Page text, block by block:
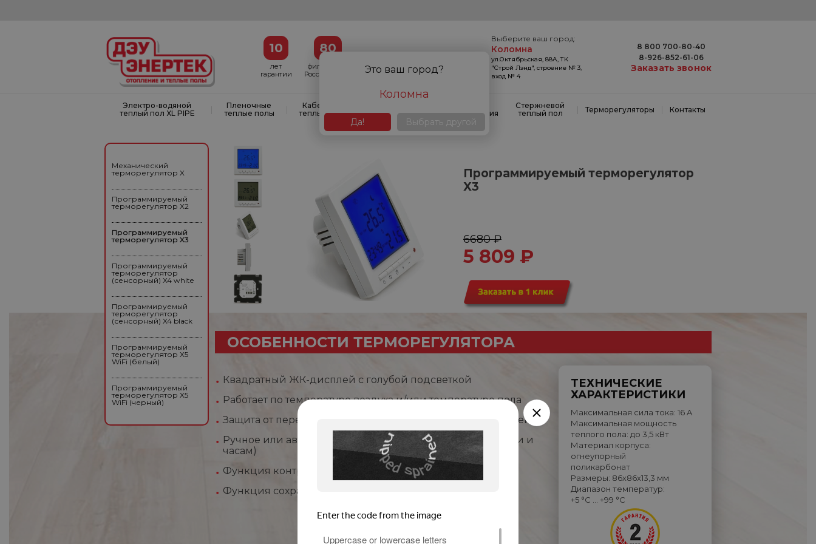
10
лет
гарантии
80
филиалов в
России и СНГ
Выберите ваш город:
Коломна
ул.Октябрьская, 88А, ТК
"Строй Лэнд", строение № 3,
вход № 4
8 800 700-80-40
8-926-852-61-06
Заказать звонок
Электро-водяной
теплый пол XL PIPE
Пленочные
теплые полы
Кабельные
теплые полы
маты
антиобледенения
Стержневой
теплый пол
Терморегуляторы Контакты
Программируемый терморегулятор
X3
6680 ₽
5 809 ₽
ОСОБЕННОСТИ ТЕРМОРЕГУЛЯТОРА
Квадратный ЖК-дисплей с голубой подсветкой
Работает по температуре воздуха и/или температуре пола
Защита от перегрева и замерзания, режим защиты от детей
Ручное или автоматическое управление (по дням недели и
часам)
Функция контроля потребления энергии
Функция сохранения информации
ТЕХНИЧЕСКИЕ
ХАРАКТЕРИСТИКИ
Максимальная сила тока: 16 A
Максимальная мощность
теплого пола: до 3,5 кВт
Материал корпуса:
огнеупорный
поликарбонат
Размеры: 86х86х13,3 мм
Диапазон температур:
+5 °C … +99 °C
Механический
терморегулятор X
Программируемый
терморегулятор X2
Программируемый
терморегулятор X3
Программируемый
терморегулятор
(сенсорный) X4 white
Программируемый
терморегулятор
(сенсорный) X4 black
Программируемый
терморегулятор X5
WiFi (белый)
Программируемый
терморегулятор X5
WiFi (черный)
Это ваш город?
Коломна
Да! Выбрать другой